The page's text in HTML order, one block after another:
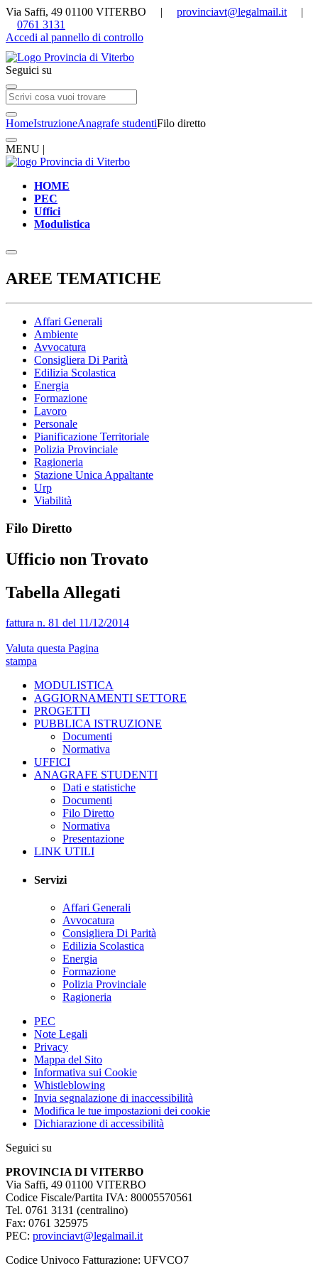
Via Saffi, 49 01100 VITERBO | provinciavt@legalmail.it |
0761 3131
Accedi al pannello di controllo
Seguici su
HomeIstruzioneAnagrafe studentiFilo diretto
MENU |
HOME
PEC
Uffici
Modulistica
AREE TEMATICHE
Affari Generali
Ambiente
Avvocatura
Consigliera Di Parità
Edilizia Scolastica
Energia
Formazione
Lavoro
Personale
Pianificazione Territoriale
Polizia Provinciale
Ragioneria
Stazione Unica Appaltante
Urp
Viabilità
Filo Diretto
Ufficio non Trovato
Tabella Allegati
fattura n. 81 del 11/12/2014
Valuta questa Pagina
stampa
MODULISTICA
AGGIORNAMENTI SETTORE
PROGETTI
PUBBLICA ISTRUZIONE
Documenti
Normativa
UFFICI
ANAGRAFE STUDENTI
Dati e statistiche
Documenti
Filo Diretto
Normativa
Presentazione
LINK UTILI
Servizi
Affari Generali
Avvocatura
Consigliera Di Parità
Edilizia Scolastica
Energia
Formazione
Polizia Provinciale
Ragioneria
PEC
Note Legali
Privacy
Mappa del Sito
Informativa sui Cookie
Whistleblowing
Invia segnalazione di inaccessibilità
Modifica le tue impostazioni dei cookie
Dichiarazione di accessibilità
Seguici su
PROVINCIA DI VITERBO
Via Saffi, 49 01100 VITERBO
Codice Fiscale/Partita IVA: 80005570561
Tel. 0761 3131 (centralino)
Fax: 0761 325975
PEC: provinciavt@legalmail.it
Codice Univoco Fatturazione: UFVCO7